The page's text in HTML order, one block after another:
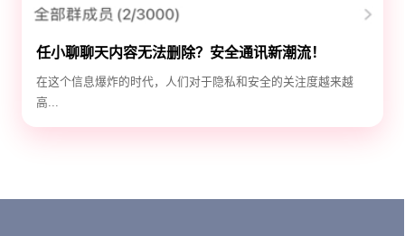
任小聊聊天内容无法删除？安全通讯新潮流！
在这个信息爆炸的时代，人们对于隐私和安全的关注度越来越
高...